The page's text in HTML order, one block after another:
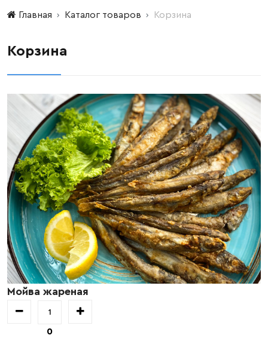
Главная Каталог товаров Корзина
Корзина
Мойва жареная
0